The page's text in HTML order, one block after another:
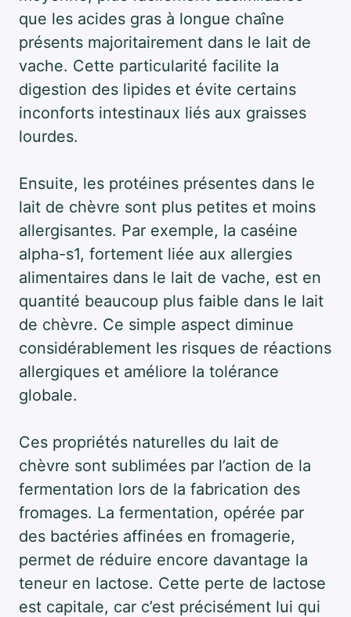
que les acides gras à longue chaîne
présents majoritairement dans le lait de
vache. Cette particularité facilite la
digestion des lipides et évite certains
inconforts intestinaux liés aux graisses
lourdes.
Ensuite, les protéines présentes dans le
lait de chèvre sont plus petites et moins
allergisantes. Par exemple, la caséine
alpha-s1, fortement liée aux allergies
alimentaires dans le lait de vache, est en
quantité beaucoup plus faible dans le lait
de chèvre. Ce simple aspect diminue
considérablement les risques de réactions
allergiques et améliore la tolérance
globale.
Ces propriétés naturelles du lait de
chèvre sont sublimées par l’action de la
fermentation lors de la fabrication des
fromages. La fermentation, opérée par
des bactéries affinées en fromagerie,
permet de réduire encore davantage la
teneur en lactose. Cette perte de lactose
est capitale, car c’est précisément lui qui